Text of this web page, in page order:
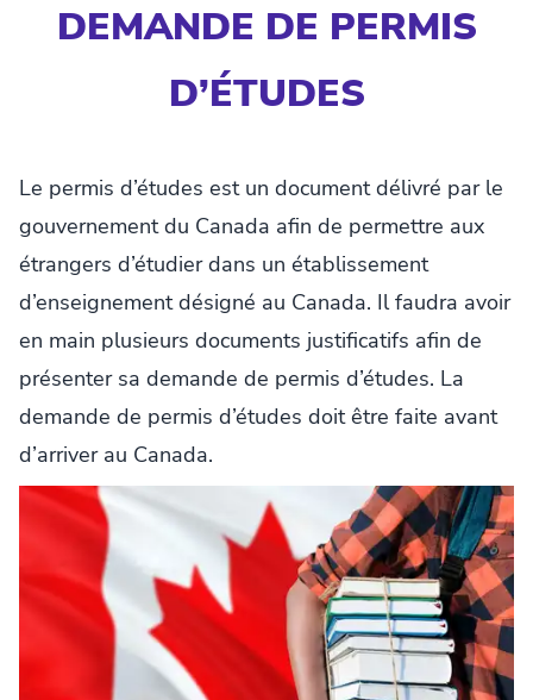
DEMANDE DE PERMIS
D’ÉTUDES
Le permis d’études est un document délivré par le
gouvernement du Canada afin de permettre aux
étrangers d’étudier dans un établissement
d’enseignement désigné au Canada. Il faudra avoir
en main plusieurs documents justificatifs afin de
présenter sa demande de permis d’études. La
demande de permis d’études doit être faite avant
d’arriver au Canada.